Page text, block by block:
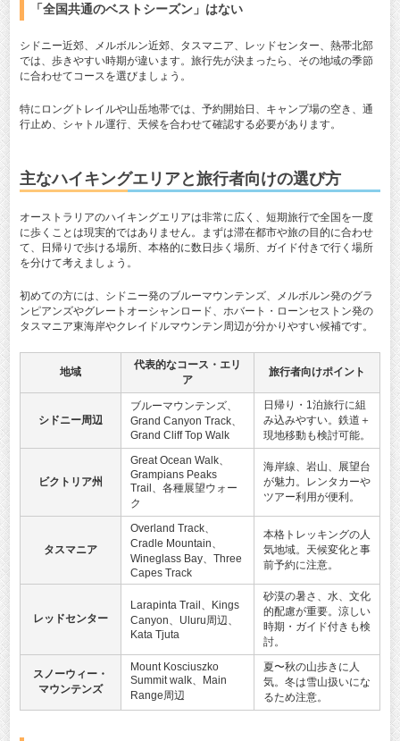
「全国共通のベストシーズン」はない
シドニー近郊、メルボルン近郊、タスマニア、レッドセンター、熱帯北部
では、歩きやすい時期が違います。旅行先が決まったら、その地域の季節
に合わせてコースを選びましょう。
特にロングトレイルや山岳地帯では、予約開始日、キャンプ場の空き、通
行止め、シャトル運行、天候を合わせて確認する必要があります。
主なハイキングエリアと旅行者向けの選び方
オーストラリアのハイキングエリアは非常に広く、短期旅行で全国を一度
に歩くことは現実的ではありません。まずは滞在都市や旅の目的に合わせ
て、日帰りで歩ける場所、本格的に数日歩く場所、ガイド付きで行く場所
を分けて考えましょう。
初めての方には、シドニー発のブルーマウンテンズ、メルボルン発のグラ
ンピアンズやグレートオーシャンロード、ホバート・ローンセストン発の
タスマニア東海岸やクレイドルマウンテン周辺が分かりやすい候補です。
地域
代表的なコース・エリ
ア
旅行者向けポイント
シドニー周辺
ブルーマウンテンズ、
Grand Canyon Track、
Grand Cliff Top Walk
日帰り・1泊旅行に組
み込みやすい。鉄道＋
現地移動も検討可能。
ビクトリア州
Great Ocean Walk、
Grampians Peaks
Trail、各種展望ウォー
ク
海岸線、岩山、展望台
が魅力。レンタカーや
ツアー利用が便利。
タスマニア
Overland Track、
Cradle Mountain、
Wineglass Bay、Three
Capes Track
本格トレッキングの人
気地域。天候変化と事
前予約に注意。
レッドセンター
Larapinta Trail、Kings
Canyon、Uluru周辺、
Kata Tjuta
砂漠の暑さ、水、文化
的配慮が重要。涼しい
時期・ガイド付きも検
討。
スノーウィー・
マウンテンズ
Mount Kosciuszko
Summit walk、Main
Range周辺
夏〜秋の山歩きに人
気。冬は雪山扱いにな
るため注意。